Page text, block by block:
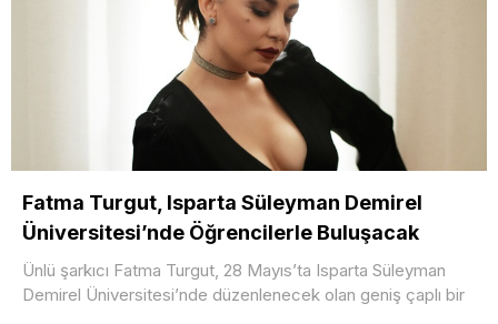
Fatma Turgut, Isparta Süleyman Demirel
Üniversitesi’nde Öğrencilerle Buluşacak
Ünlü şarkıcı Fatma Turgut, 28 Mayıs’ta Isparta Süleyman
Demirel Üniversitesi’nde düzenlenecek olan geniş çaplı bir